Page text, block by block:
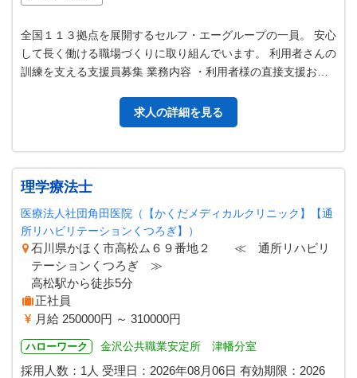
全国１１３拠点を展開するセルフ・エーグループの一員。 安心
して長く働ける職場づくりに取り組んでいます。 利用者さんの
訓練を支える支援員募集 業務内容 ・利用者様の直接支援およ
求人の詳細を見る
理学療法士
医療法人社団角田医院（【かくだメディカルクリニック】【通
所リハビリテーションくつろぎ】）
石川県かほく市高松ム６９番地２ ≪ 通所リハビリ
テーションくつろぎ ≫
高松駅から徒歩5分
正社員
月給 250000円 ～ 310000円
ハローワーク 金沢公共職業安定所 津幡分室
採用人数：1人 受理日： 2026年08月06日 有効期限： 2026